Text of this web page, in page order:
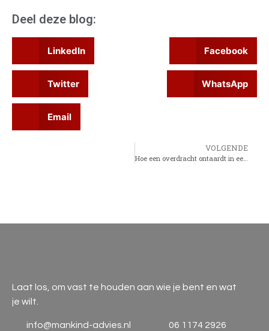
Deel deze blog:
LinkedIn Facebook
Twitter WhatsApp
Email
VOLGENDE
Hoe een overdracht ontaardt in een dodelijk spel!
Laat los, om vast te houden aan wie je bent en wat
je wilt.
info@mankind-advies.nl 06 1174 2926